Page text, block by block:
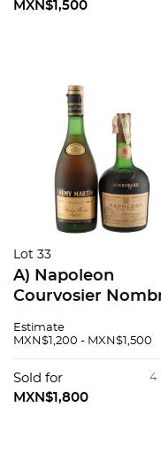
MXN$1,500
Lot 33
A) Napoleon
Courvosier
Francia B) Remy
Cognac, Francia
Total de Piezas: 2
Estimate
MXN$1,200 - MXN$1,500
4
Sold for
MXN$1,800